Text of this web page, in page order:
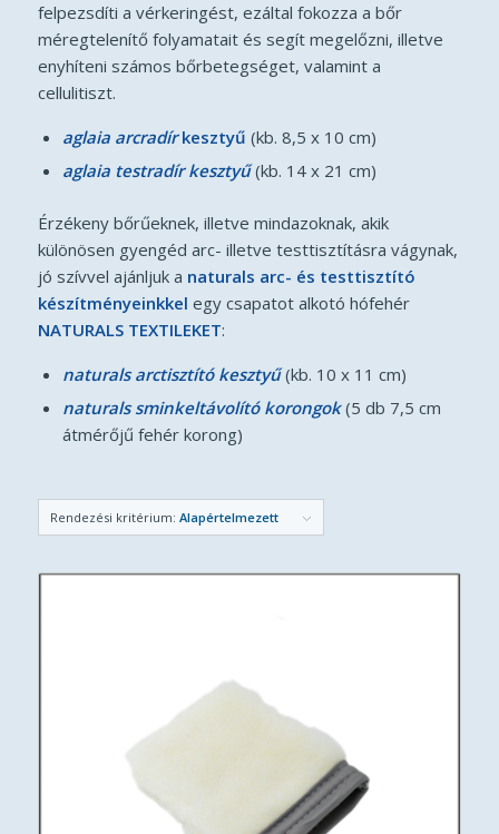
felpezsdíti a vérkeringést, ezáltal fokozza a bőr
méregtelenítő folyamatait és segít megelőzni, illetve
enyhíteni számos bőrbetegséget, valamint a
cellulitiszt.
aglaia arcradírkesztyű (kb. 8,5 x 10 cm)
aglaia testradír kesztyű(kb. 14 x 21 cm)
Érzékeny bőrűeknek, illetve mindazoknak, akik
különösen gyengéd arc- illetve testtisztításra vágynak,
jó szívvel ajánljuk a naturals arc- és testtisztító
készítményeinkkel egy csapatot alkotó hófehér
NATURALS TEXTILEKET:
naturals arctisztító kesztyű(kb. 10 x 11 cm)
naturals sminkeltávolító korongok(5 db 7,5 cm
átmérőjű fehér korong)
Rendezési kritérium: Alapértelmezett